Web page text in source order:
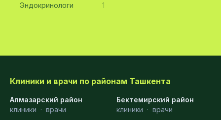
Эндокринологи 1
Клиники и врачи по районам Ташкента
Алмазарский район
клиники · врачи
Бектемирский район
клиники · врачи